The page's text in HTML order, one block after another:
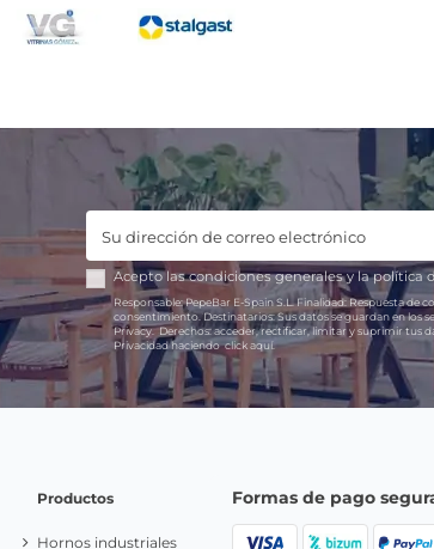
Acepto lascondiciones generalesy lapolítica
Responsable:PepeBar E-Spain S.L.Finalidad:Respuesta de
consentimiento.Destinatarios:Sus datos se guardan en los
Privacy.Derechos:acceder, rectificar, limitar y suprimir tus
Privacidad haciendoclick aquí.
Productos
Hornos industriales
Formas de pago